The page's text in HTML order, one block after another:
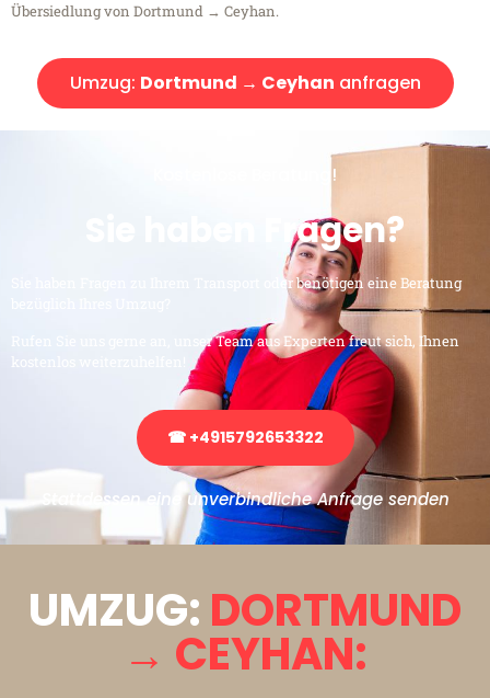
Übersiedlung von Dortmund → Ceyhan.
Umzug: Dortmund → Ceyhan anfragen
Kostenlose Beratung!
Sie haben Fragen?
Sie haben Fragen zu Ihrem Transport oder benötigen eine Beratung
Rufen Sie uns gerne an, unser Team aus Experten freut sich, Ihnen
kostenlos weiterzuhelfen!
☎ +4915792653322
Stattdessen eine unverbindliche Anfrage senden
UMZUG: DORTMUND
→ CEYHAN: